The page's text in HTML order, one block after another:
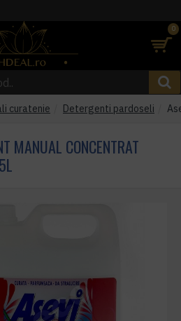
0
curatenie Detergenti pardoseli
MANUAL CONCENTRAT